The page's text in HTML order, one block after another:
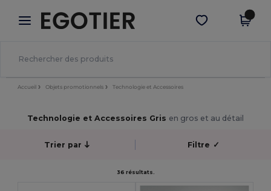
× Appli Egotier
Meilleurs prix sur l’app !
Obtenir l'appli
Accueil Objets promotionnels Technologie et Accessoires
Technologie et Accessoires Gris en gros et au détail
Trier par Filtre ✓
36 résultats.